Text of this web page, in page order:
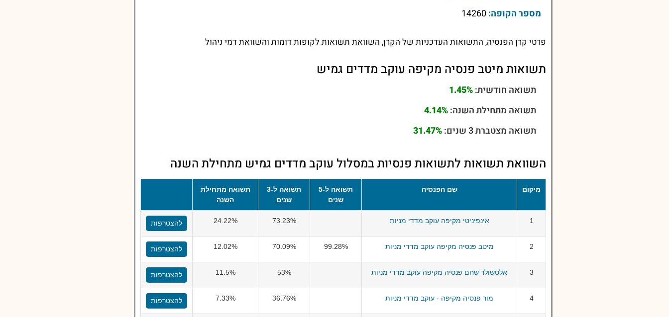
מספר הקופה:
פרטי קרן הפנסיה, התשואות העדכניות של הקרן, השוואת תשואות לקופות דומות והשוואת דמי ניהול
תשואות מיטב פנסיה מקיפה עוקב מדדים גמיש
תשואה חודשית:1.45%
תשואה מתחילת השנה:4.14%
תשואה מצטברת 3 שנים:
31.47%
השוואת תשואות לתשואות פנסיות במסלול עוקב מדדים גמיש מתחילת השנה
מיקום שם הפנסיה
תשואה ל-5
שנים
תשואה ל-3
שנים
תשואה מתחילת
השנה
1 אינפיניטי מקיפה עוקב מדדי מניות 73.23%
24.22% להצטרפות
2 מיטב פנסיה מקיפה עוקב מדדי מניות 99.28%
70.09%
12.02% להצטרפות
3 אלטשולר שחם פנסיה מקיפה עוקב מדדי מניות 53%
11.5% להצטרפות
4 מור פנסיה מקיפה - עוקב מדדי מניות 36.76%
7.33% להצטרפות